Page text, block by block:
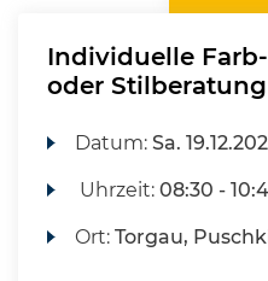
Individuelle
oder Stilberatung
Datum:Sa.
Uhrzeit:08:30 -
Ort:Torgau,